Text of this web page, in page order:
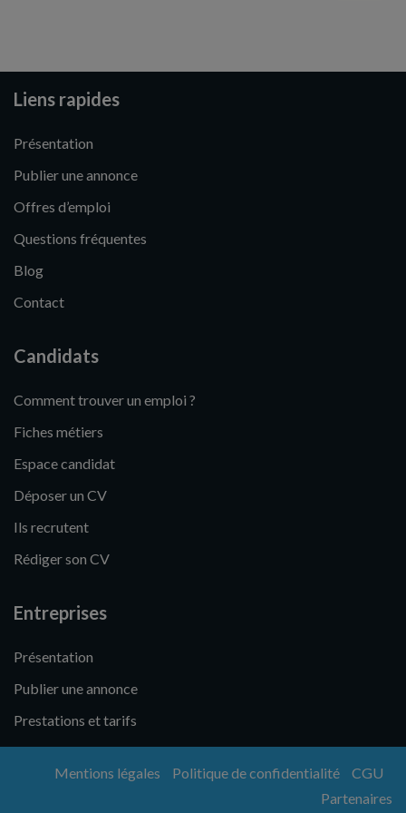
Liens rapides
Présentation
Publier une annonce
Offres d’emploi
Questions fréquentes
Blog
Contact
Candidats
Comment trouver un emploi ?
Fiches métiers
Espace candidat
Déposer un CV
Ils recrutent
Rédiger son CV
Entreprises
Présentation
Publier une annonce
Prestations et tarifs
Mentions légales Politique de confidentialité
CGU
Partenaires